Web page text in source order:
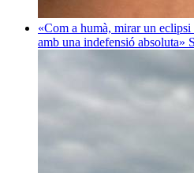
«Com a humà, mirar un eclipsi
amb una indefensió absoluta»